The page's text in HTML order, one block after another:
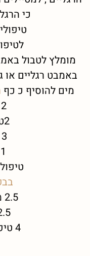
כי
מומלץ לטבול
באמבט רגליים או
מים להוסיף כ כף
2 טיפות
2טיפות
3 טיפות
1 טיפת
2.5 מ”ל
2.5
4 טיפות